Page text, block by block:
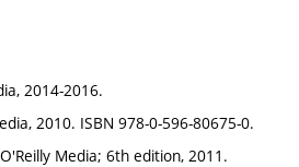
2014-2016.
2010. ISBN 978-0-596-80675-0.
Media; 6th edition, 2011.